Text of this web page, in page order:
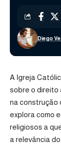
Diego
A Igreja
sobre o direito
na construção
explora como
religiosos a
a relevância